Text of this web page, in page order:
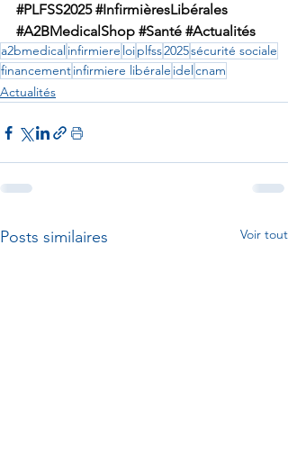
#PLFSS2025 #InfirmièresLibérales
#A2BMedicalShop #Santé #Actualités
a2bmedicalinfirmiere loiplfss2025sécurité sociale
financementinfirmiere libérale idelcnam
Actualités
Posts similaires Voir tout